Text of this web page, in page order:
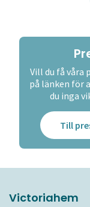
Vill du få våra
på länken för
du inga
Till
Victoriahem